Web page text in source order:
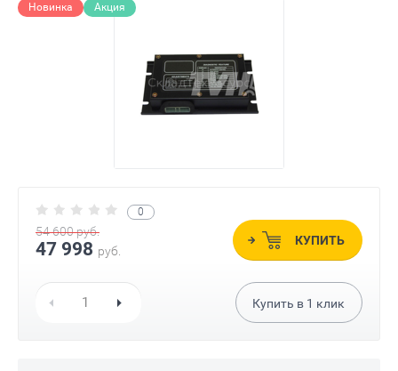
Новинка
Акция
0
54 600руб.
47 998 руб.
КУПИТЬ
Купить в 1 клик